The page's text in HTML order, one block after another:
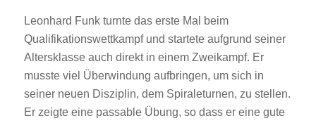
Leonhard Funk turnte das erste Mal beim
Qualifikationswettkampf und startete aufgrund seiner
Altersklasse auch direkt in einem Zweikampf. Er
musste viel Überwindung aufbringen, um sich in
seiner neuen Disziplin, dem Spiraleturnen, zu stellen.
Er zeigte eine passable Übung, so dass er eine gute